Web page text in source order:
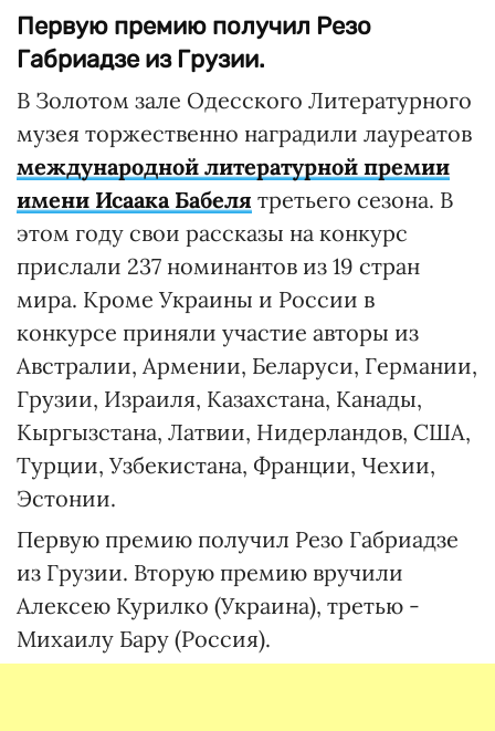
Первую премию получил Резо
Габриадзе из Грузии.
В Золотом зале Одесского Литературного
музея торжественно наградили лауреатов
международной литературной премии
имени Исаака Бабеля третьего сезона. В
этом году свои рассказы на конкурс
прислали 237 номинантов из 19 стран
мира. Кроме Украины и России в
конкурсе приняли участие авторы из
Австралии, Армении, Беларуси, Германии,
Грузии, Израиля, Казахстана, Канады,
Кыргызстана, Латвии, Нидерландов, США,
Турции, Узбекистана, Франции, Чехии,
Эстонии.
Первую премию получил Резо Габриадзе
из Грузии. Вторую премию вручили
Алексею Курилко (Украина), третью -
Михаилу Бару (Россия).